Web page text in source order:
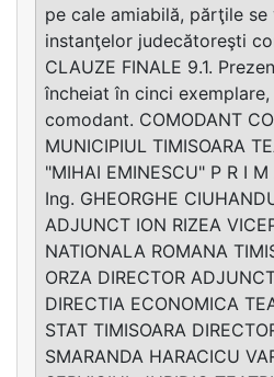
pe cale amiabilă, părţile se
instanţelor judecătoreşti
CLAUZE FINALE 9.1.
încheiat în cinci
comodant. COMODANT
MUNICIPIUL TIMISOARA
"MIHAI EMINESCU" P R I M
Ing. GHEORGHE
ADJUNCT ION RIZEA
NATIONALA ROMANA
ORZA DIRECTOR
DIRECTIA ECONOMICA
STAT TIMISOARA
SMARANDA HARACICU